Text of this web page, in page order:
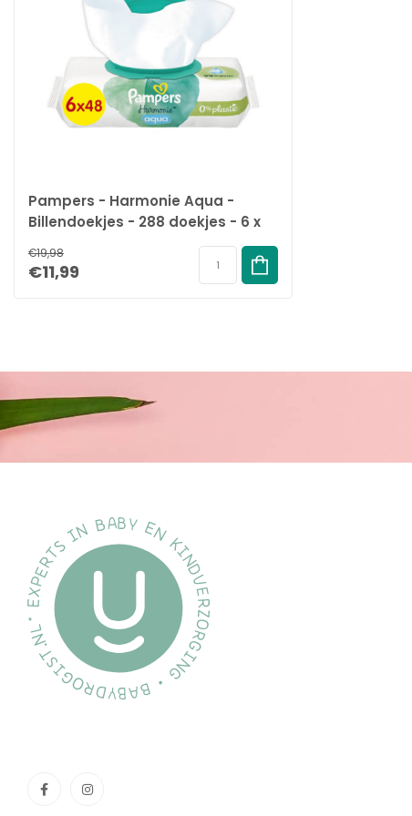
Pampers - Harmonie Aqua -
Billendoekjes - 288 doekjes - 6 x
€19,98
€11,99